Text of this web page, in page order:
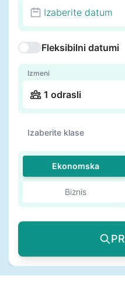
Izaberite datum
Fleksibilni datumi
Izmeni
1 odrasli
Izaberite klase
Ekonomska
Biznis